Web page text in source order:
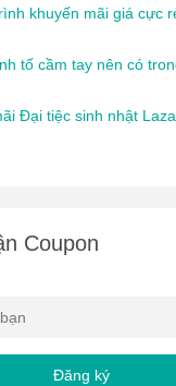
khuyến mãi giá cực
tố cầm tay nên có
Đại tiệc sinh nhật
Coupon
Đăng ký